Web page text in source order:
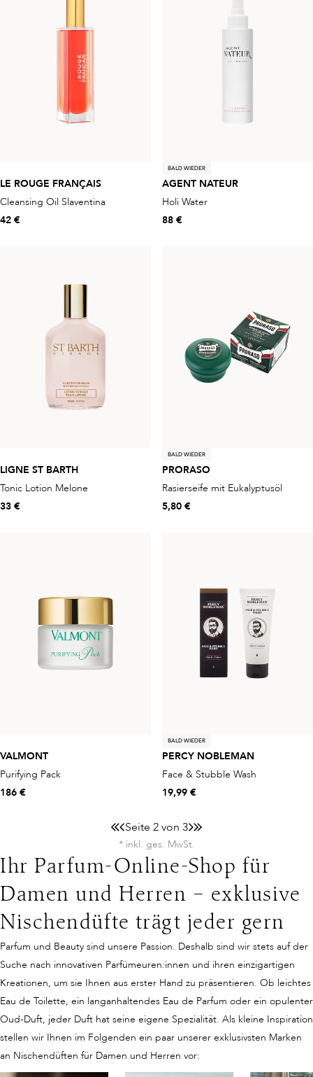
LE ROUGE FRANÇAIS
Cleansing Oil Slaventina
42 €
BALD WIEDER
AGENT NATEUR
Holi Water
88 €
LIGNE ST BARTH
Tonic Lotion Melone
33 €
BALD WIEDER
PRORASO
Rasierseife mit Eukalyptusöl
5,80 €
VALMONT
Purifying Pack
186 €
BALD WIEDER
PERCY NOBLEMAN
Face & Stubble Wash
19,99 €
Seite 2 von 3
* inkl. ges. MwSt.
Ihr Parfum-Online-Shop für
Damen und Herren – exklusive
Nischendüfte trägt jeder gern
Parfum und Beauty sind unsere Passion. Deshalb sind wir stets auf der
Suche nach innovativen Parfümeuren:innen und ihren einzigartigen
Kreationen, um sie Ihnen aus erster Hand zu präsentieren. Ob leichtes
Eau de Toilette, ein langanhaltendes Eau de Parfum oder ein opulenter
Oud-Duft, jeder Duft hat seine eigene Spezialität. Als kleine Inspiration
stellen wir Ihnen im Folgenden ein paar unserer exklusivsten Marken
an Nischendüften für Damen und Herren vor: